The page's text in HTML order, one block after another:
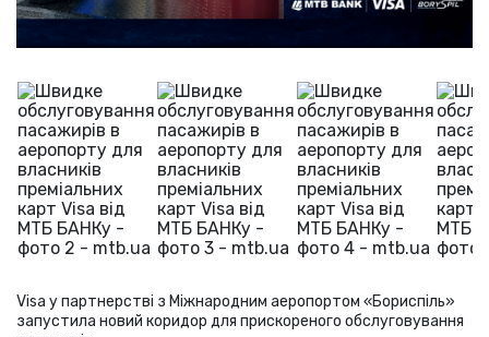
Visa у партнерстві з Міжнародним аеропортом «Бориспіль»
запустила новий коридор для прискореного обслуговування